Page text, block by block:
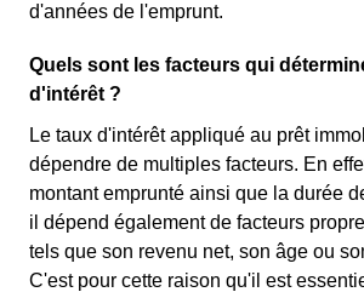
d'années de l'emprunt.
Quels sont les facteurs qui
d'intérêt ?
Le taux d'intérêt appliqué au prêt
dépendre de multiples facteurs. En
montant emprunté ainsi que la durée
il dépend également de facteurs
tels que son revenu net, son âge ou
C'est pour cette raison qu'il est